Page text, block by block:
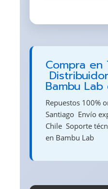
Compra en

Bambu
Repuestos 100%
Santiago  Envío
Chile  Soporte
en Bambu Lab